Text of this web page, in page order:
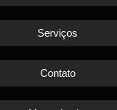
Serviços
Contato